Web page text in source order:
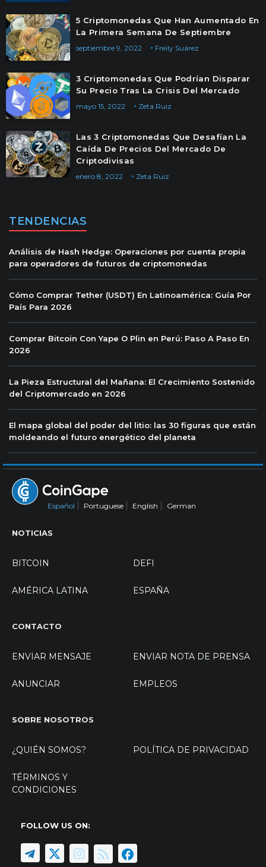
5 Criptomonedas Que Han Aumentado En
La Primera Semana De Septiembre
Freily Suárez
septiembre 9, 2022
3 Criptomonedas Que Podrían Disparar
Su Precio Tras La Crisis Del Mercado
Zeta Ruiz
mayo 15, 2022
Las 3 Criptomonedas Que Desafían La
Caída De Precios Del Mercado De
Criptodivisas
Zeta Ruiz
enero 8, 2022
TENDENCIAS
Análisis de Hash Hedge: Operaciones por cuenta propia
para operadores de futuros de criptomonedas
Cómo Comprar Tether (USDT) En Latinoamérica: Guía Por
País Para 2026
Comprar Bitcoin Con Yape O Plin en Perú: Paso A Paso En
2026
La Pieza Estructural del Mañana: El Crecimiento Sostenido
del Criptomercado en 2026
El mapa global del poder del litio: las 30 figuras que están
moldeando el futuro energético del planeta
Español Portuguese English German
NOTICIAS
BITCOIN DEFI
AMÉRICA LATINA ESPAÑA
CONTACTO
ENVIAR MENSAJE ENVIAR NOTA DE PRENSA
ANUNCIAR EMPLEOS
SOBRE NOSOTROS
¿QUIÉN SOMOS? POLÍTICA DE PRIVACIDAD
TÉRMINOS Y
CONDICIONES
FOLLOW US ON: